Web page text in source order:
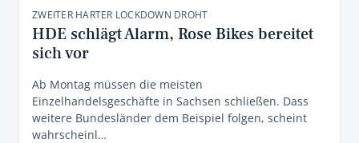
ZWEITER HARTER LOCKDOWN DROHT
HDE schlägt Alarm, Rose Bikes bereitet
sich vor
Ab Montag müssen die meisten
Einzelhandelsgeschäfte in Sachsen schließen. Dass
weitere Bundesländer dem Beispiel folgen, scheint
wahrscheinl…